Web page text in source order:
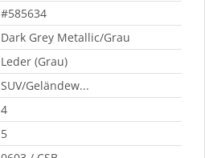
#585634
Dark Grey Metallic/Grau
Leder (Grau)
SUV/Geländew...
4
5